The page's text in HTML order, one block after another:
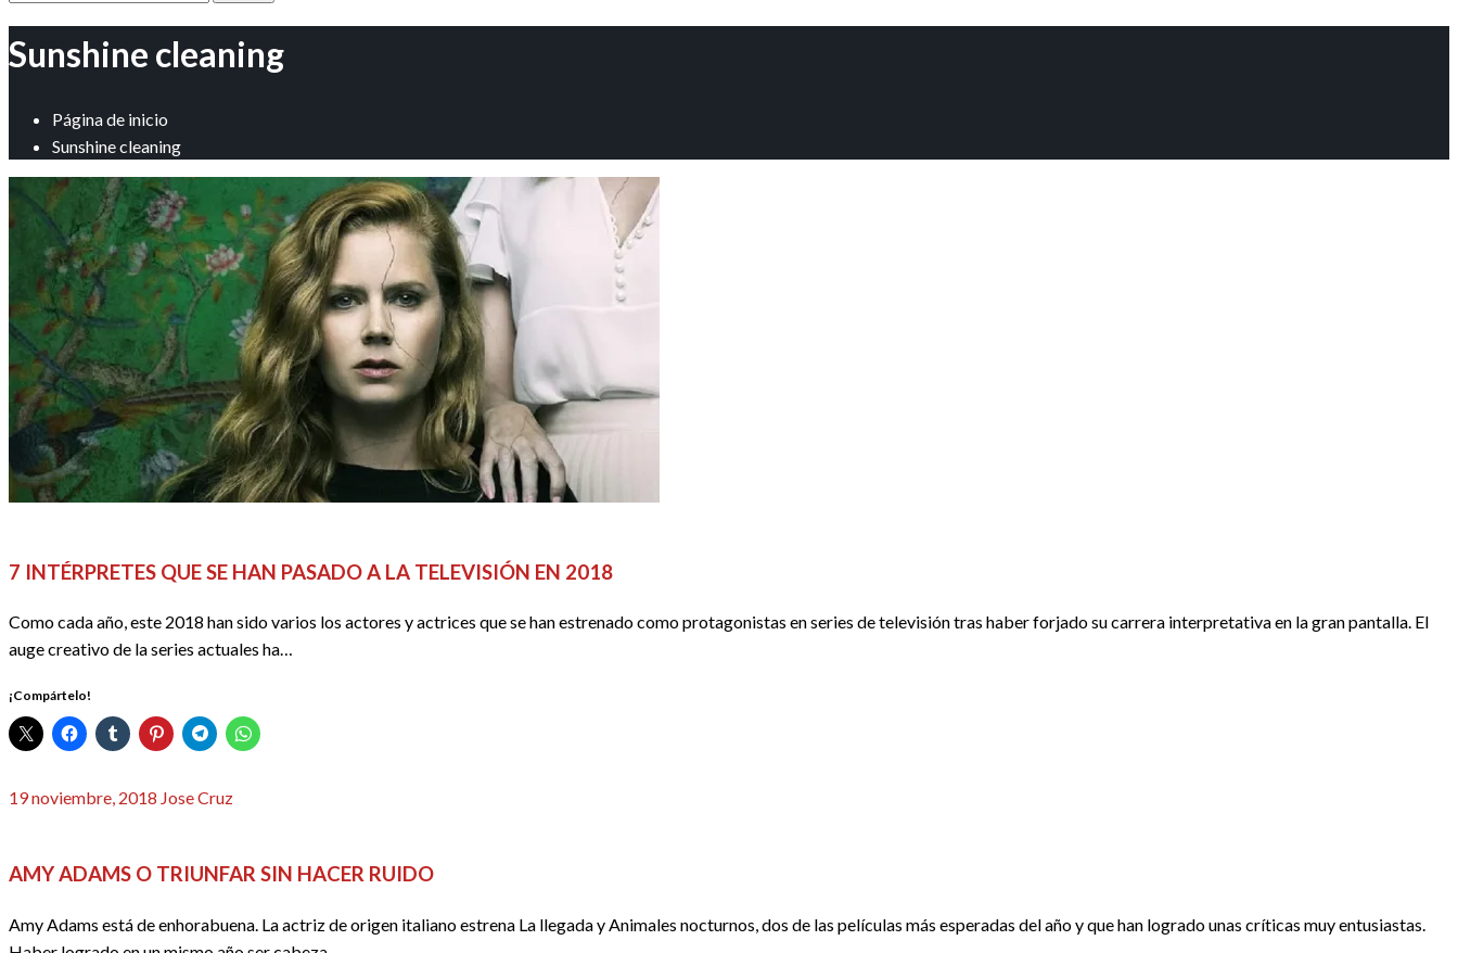
Sunshine cleaning
Página de inicio
Sunshine cleaning
7 INTÉRPRETES QUE SE HAN PASADO A LA TELEVISIÓN EN 2018
Como cada año, este 2018 han sido varios los actores y actrices que se han estrenado como protagonistas en series de televisión tras haber forjado su carrera interpretativa en la gran pantalla. El
auge creativo de la series actuales ha…
¡Compártelo!
Publicado
19 noviembre, 2018 Jose Cruz
AMY ADAMS O TRIUNFAR SIN HACER RUIDO
Amy Adams está de enhorabuena. La actriz de origen italiano estrena La llegada y Animales nocturnos, dos de las películas más esperadas del año y que han logrado unas críticas muy entusiastas.